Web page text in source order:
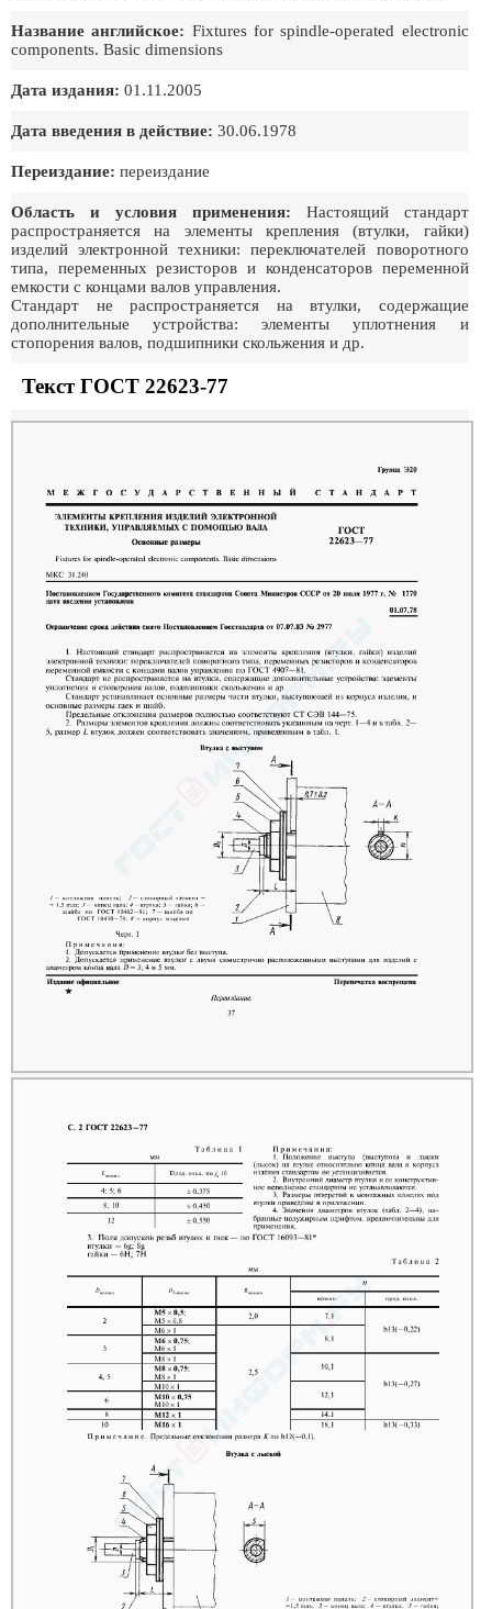
Название английское: Fixtures for spindle-operated electronic
components. Basic dimensions
Дата издания: 01.11.2005
Дата введения в действие: 30.06.1978
Переиздание: переиздание
Область и условия применения: Настоящий стандарт
распространяется на элементы крепления (втулки, гайки)
изделий электронной техники: переключателей поворотного
типа, переменных резисторов и конденсаторов переменной
емкости с концами валов управления.
Стандарт не распространяется на втулки, содержащие
дополнительные устройства: элементы уплотнения и
стопорения валов, подшипники скольжения и др.
Текст ГОСТ 22623-77